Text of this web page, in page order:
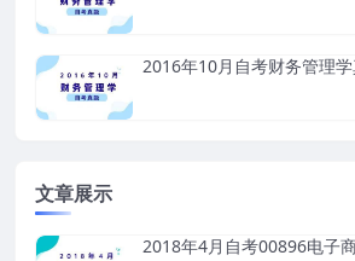
2016年10月自考财务管理
文章展示
2018年4月自考00896电子